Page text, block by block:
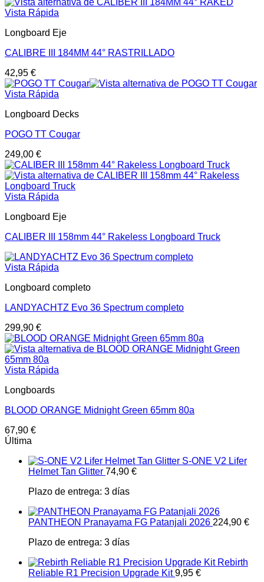
Vista Rápida
Longboard Eje
CALIBRE III 184MM 44° RASTRILLADO
42,95 €
Vista Rápida
Longboard Decks
POGO TT Cougar
249,00 €
Vista Rápida
Longboard Eje
CALIBER III 158mm 44° Rakeless Longboard Truck
Vista Rápida
Longboard completo
LANDYACHTZ Evo 36 Spectrum completo
299,90 €
Vista Rápida
Longboards
BLOOD ORANGE Midnight Green 65mm 80a
67,90 €
Última
S-ONE V2 Lifer
Helmet Tan Glitter 74,90 €
Plazo de entrega: 3 días
PANTHEON Pranayama FG Patanjali 2026 224,90 €
Plazo de entrega: 3 días
Rebirth
Reliable R1 Precision Upgrade Kit 9,95 €